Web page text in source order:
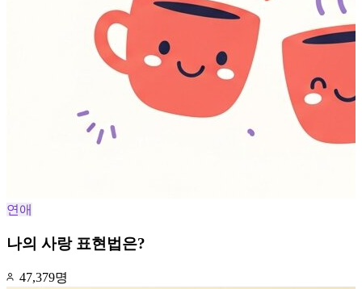
연애
나의 사랑 표현법은?
47,379명